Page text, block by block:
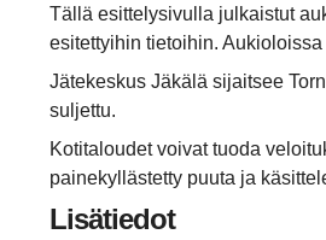
Tällä esittelysivulla julkaistut
esitettyihin tietoihin.
Jätekeskus Jäkälä sijaitsee
suljettu.
Kotitaloudet voivat tuoda
painekyllästetty puuta ja
Lisätiedot